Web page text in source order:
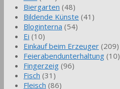
Biergarten (48)
Bildende Künste (41)
Bloginterna (54)
Ei (10)
Einkauf beim Erzeuger (209)
Feierabendunterhaltung (10)
Fingerzeig (96)
Fisch (31)
Fleisch (86)